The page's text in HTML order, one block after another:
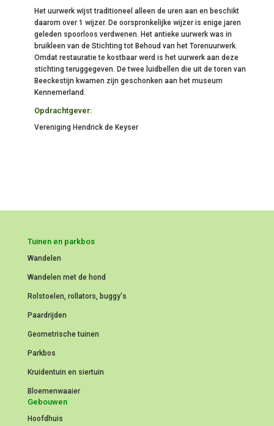
Het uurwerk wijst traditioneel alleen de uren aan en beschikt
daarom over 1 wijzer. De oorspronkelijke wijzer is enige jaren
geleden spoorloos verdwenen. Het antieke uurwerk was in
bruikleen van de Stichting tot Behoud van het Torenuurwerk.
Omdat restauratie te kostbaar werd is het uurwerk aan deze
stichting teruggegeven. De twee luidbellen die uit de toren van
Beeckestijn kwamen zijn geschonken aan het museum
Kennemerland.
Opdrachtgever:
Vereniging Hendrick de Keyser
Tuinen en parkbos
Wandelen
Wandelen met de hond
Rolstoelen, rollators, buggy's
Paardrijden
Geometrische tuinen
Parkbos
Kruidentuin en siertuin
Bloemenwaaier
Gebouwen
Hoofdhuis